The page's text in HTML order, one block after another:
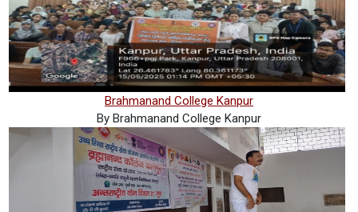
Brahmanand College Kanpur
By Brahmanand College Kanpur